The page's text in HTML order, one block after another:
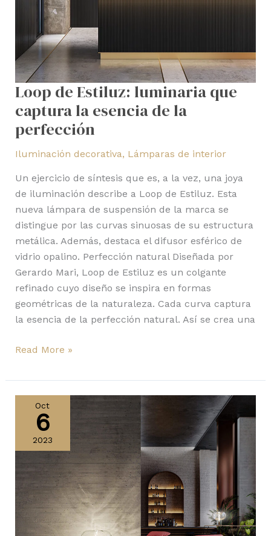
Loop de Estiluz: luminaria que
captura la esencia de la
perfección
Iluminación decorativa, Lámparas de interior
Un ejercicio de síntesis que es, a la vez, una joya
de iluminación describe a Loop de Estiluz. Esta
nueva lámpara de suspensión de la marca se
distingue por las curvas sinuosas de su estructura
metálica. Además, destaca el difusor esférico de
vidrio opalino. Perfección natural Diseñada por
Gerardo Mari, Loop de Estiluz es un colgante
refinado cuyo diseño se inspira en formas
geométricas de la naturaleza. Cada curva captura
la esencia de la perfección natural. Así se crea una
Read More »
Oct
6
2023
Mushroom
Reglobe,
lo
nuevo
de
Diesel
with